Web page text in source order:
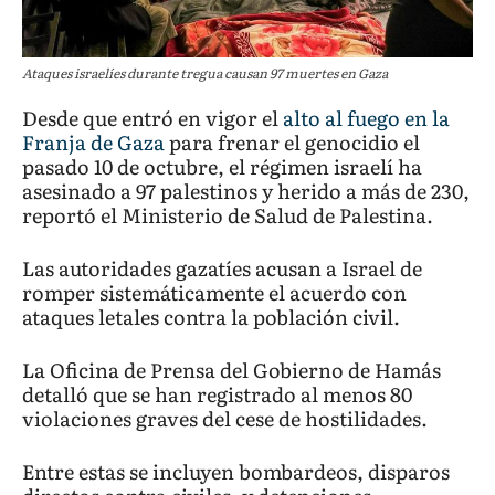
Ataques israelíes durante tregua causan 97 muertes en Gaza
Desde que entró en vigor elalto al fuego en la
Franja de Gazapara frenar el genocidio el
pasado 10 de octubre, el régimen israelí ha
asesinado a 97 palestinos y herido a más de 230,
reportó el Ministerio de Salud de Palestina.
Las autoridades gazatíes acusan a Israel de
romper sistemáticamente el acuerdo con
ataques letales contra la población civil.
La Oficina de Prensa del Gobierno de Hamás
detalló que se han registrado al menos 80
violaciones graves del cese de hostilidades.
Entre estas se incluyen bombardeos, disparos